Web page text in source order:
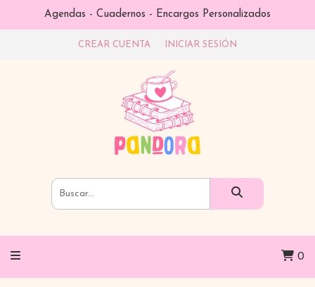
Agendas - Cuadernos - Encargos Personalizados
CREAR CUENTA INICIAR SESIÓN
0